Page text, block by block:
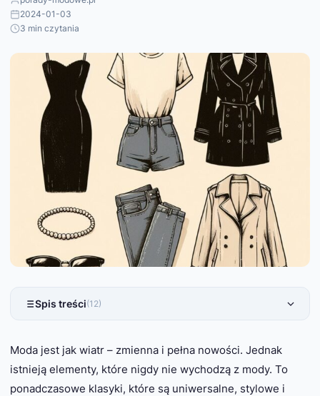
2024-01-03
3 min czytania
Spis treści(12)
Moda jest jak wiatr – zmienna i pełna nowości. Jednak
istnieją elementy, które nigdy nie wychodzą z mody. To
ponadczasowe klasyki, które są uniwersalne, stylowe i